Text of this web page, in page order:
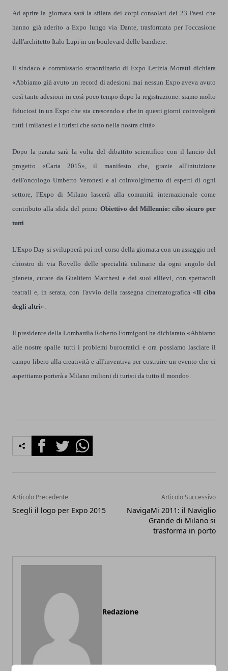
Ad aprire la giornata sarà la sfilata dei corpi consolari dei 23 Paesi che
hanno già aderito a Expo lungo via Dante, trasformata per l'occasione
dall'architetto Italo Lupi in un boulevard delle bandiere.
Il sindaco e commissario straordinario di Expo Letizia Moratti dichiara
«Abbiamo già avuto un record di adesioni mai nessun Expo aveva avuto
così tante adesioni in così poco tempo dopo la registrazione: siamo molto
fiduciosi in un Expo che sta crescendo e che in questi giorni coinvolgerà
tutti i milanesi e i turisti che sono nella nostra città».
Dopo la parata sarà la volta del dibattito scientifico con il lancio del
progetto «Carta 2015», il manifesto che, grazie all'intuizione
dell'oncologo Umberto Veronesi e al coinvolgimento di esperti di ogni
settore, l'Expo di Milano lascerà alla comunità internazionale come
contributo alla sfida del primo Obiettivo del Millennio: cibo sicuro per
tutti
L'Expo Day si svilupperà poi nel corso della giornata con un assaggio nel
chiostro di via Rovello delle specialità culinarie da ogni angolo del
pianeta, curate da Gualtiero Marchesi e dai suoi allievi, con spettacoli
teatrali e, in serata, con l'avvio della rassegna cinematografica «Il cibo
degli altri».
Il presidente della Lombardia Roberto Formigoni ha dichiarato «Abbiamo
alle nostre spalle tutti i problemi burocratici e ora possiamo lasciare il
campo libero alla creatività e all'inventiva per costruire un evento che ci
aspettiamo porterà a Milano milioni di turisti da tutto il mondo».
FacebookTwitterWhatsapp
Articolo Precedente
Scegli il logo per Expo 2015
Articolo Successivo
NavigaMi 2011: il Naviglio
Grande di Milano si
trasforma in porto
Redazione